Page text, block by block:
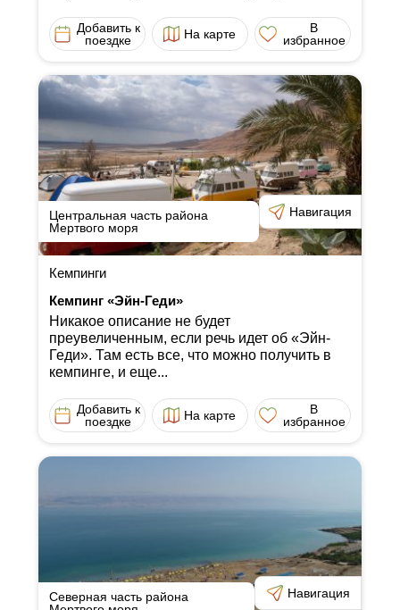
Добавить к
поездке
На карте
В
избранное
Центральная часть района
Мертвого моря
Навигация
Кемпинги
Кемпинг «Эйн-Геди»
Никакое описание не будет
преувеличенным, если речь идет об «Эйн-
Геди». Там есть все, что можно получить в
кемпинге, и еще...
Добавить к
поездке
На карте
В
избранное
Северная часть района
Навигация